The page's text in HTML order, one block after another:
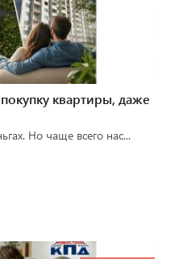
квартиры, даже
Но чаще всего нас...